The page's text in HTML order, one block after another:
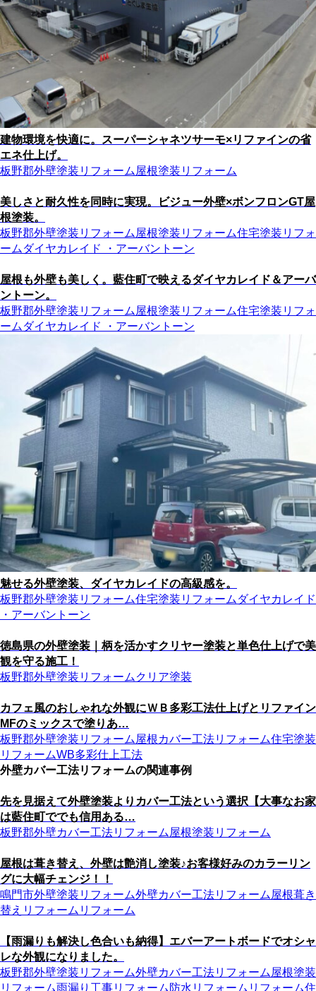
建物環境を快適に。スーパーシャネツサーモ×リファインの省
エネ仕上げ。
板野郡外壁塗装リフォーム 屋根塗装リフォーム
美しさと耐久性を同時に実現。ビジュー外壁×ボンフロンGT屋
根塗装。
板野郡外壁塗装リフォーム 屋根塗装リフォーム住宅塗装リフォ
ーム ダイヤカレイド ・アーバントーン
屋根も外壁も美しく。藍住町で映えるダイヤカレイド＆アーバ
ントーン。
板野郡外壁塗装リフォーム 屋根塗装リフォーム住宅塗装リフォ
ーム ダイヤカレイド ・アーバントーン
魅せる外壁塗装、ダイヤカレイドの高級感を。
板野郡外壁塗装リフォーム住宅塗装リフォーム ダイヤカレイド
・アーバントーン
徳島県の外壁塗装｜柄を活かすクリヤー塗装と単色仕上げで美
観を守る施工！
板野郡外壁塗装リフォーム クリア塗装
カフェ風のおしゃれな外観にＷＢ多彩工法仕上げとリファイン
MFのミックスで塗りあ…
板野郡外壁塗装リフォーム 屋根カバー工法リフォーム住宅塗装
リフォームWB多彩仕上工法
外壁カバー工法リフォームの関連事例
先を見据えて外壁塗装よりカバー工法という選択【大事なお家
は藍住町ででも信用ある…
板野郡外壁カバー工法リフォーム 屋根塗装リフォーム
屋根は葺き替え、外壁は艶消し塗装♪お客様好みのカラーリン
グに大幅チェンジ！！
鳴門市外壁塗装リフォーム外壁カバー工法リフォーム 屋根葺き
替えリフォーム リフォーム
【雨漏りも解決し色合いも納得】エバーアートボードでオシャ
レな外観になりました。
板野郡外壁塗装リフォーム外壁カバー工法リフォーム 屋根塗装
リフォーム雨漏り工事リフォーム 防水リフォーム リフォーム住